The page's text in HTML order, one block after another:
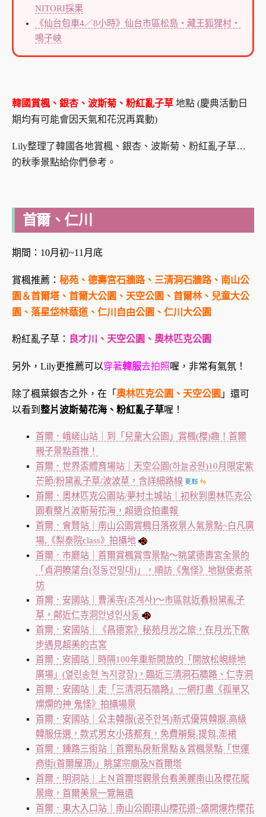
NITORI採果
《仙台包車4／8小時》仙台市區松島・藏王狐狸村・
鳴子峽
韓國賞楓、銀杏、波斯菊、粉紅亂子草 地點 (慶典活動日
期均有可能會因天氣和花況再異動)
Lily整理了韓國各地賞楓、銀杏、波斯菊、粉紅亂子草…
的秋季景點給你們參考。
首爾、仁川
期間：10月初~11月底
賞楓推薦： 秘苑、德壽宮石牆路、三清洞石牆路、南山公
園＆首爾塔、首爾大公園、天空公園、首爾林、兒童大公
園、落星垈林蔭道、仁川自由公園、仁川大公園
粉紅亂子草： 良才川、天空公園、奧林匹克公園
另外，Lily更推薦可以穿著韓服去拍照喔，非常有氣氛！
除了楓葉銀杏之外，在「 奧林匹克公園、天空公園 」還可
以看到 整片波斯菊花海、粉紅亂子草喔！
首爾．峨嵯山站｜到「兒童大公園」賞楓(櫻)趣！首爾
親子景點首推！
首爾．世界盃體育場站｜天空公園(하늘공원)10月限定紫
芒節/粉黛亂子草/波波草，含詳細路線
首爾．奧林匹克公園站/夢村土城站｜初秋到奧林匹克公
園看整片波斯菊花海，超適合拍畫報
首爾．會賢站｜南山公園賞楓日落夜景人氣景點~白凡廣
場,《梨泰院class》拍攝地
首爾．市廳站｜首爾賞楓賞雪景點～眺望德壽宮全景的
「貞洞瞭望台(정동전망대)」，順訪《鬼怪》地獄使者茶
坊
首爾．安國站｜曹溪寺(조계사)～市區就近看粉黛亂子
草，鄰近仁寺洞안녕인사동
首爾．安國站｜《昌德宮》秘苑月光之旅，在月光下散
步遇見超美的古宮
首爾．安國站｜時隔100年重新開放的「開放松峴綠地
廣場」(열린송현 녹지광장)，臨近三清洞石牆路、仁寺洞
首爾．安國站｜走「三清洞石牆路」一網打盡《孤單又
燦爛的神 鬼怪》拍攝場景
首爾．安國站｜公主韓服(공주한복)新式優質韓服.高級
韓服任選，款式男女小孩都有，免費辮髮.提包.澎裙
首爾．鍾路三街站｜首爾私房新景點＆賞楓景點「世運
商街(首爾屋頂)」眺望宗廟及N首爾塔
首爾．明洞站｜上Ｎ首爾塔觀景台看美麗南山及櫻花龍
景緻，首爾美景一覽無遺
首爾．東大入口站｜南山公園環山櫻花道~盛開爆炸櫻花